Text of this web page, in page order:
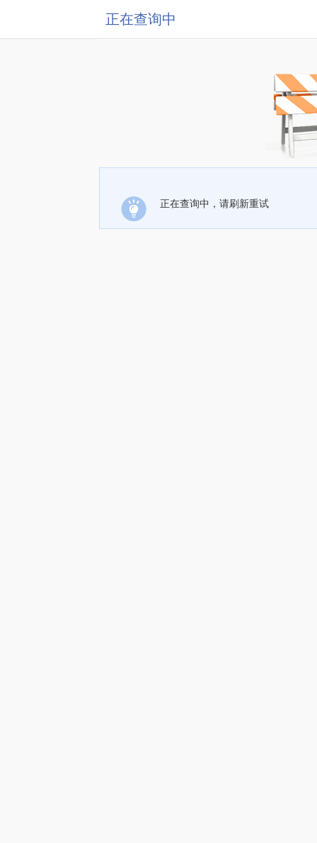
正在查询中
正在查询中，请刷新重试